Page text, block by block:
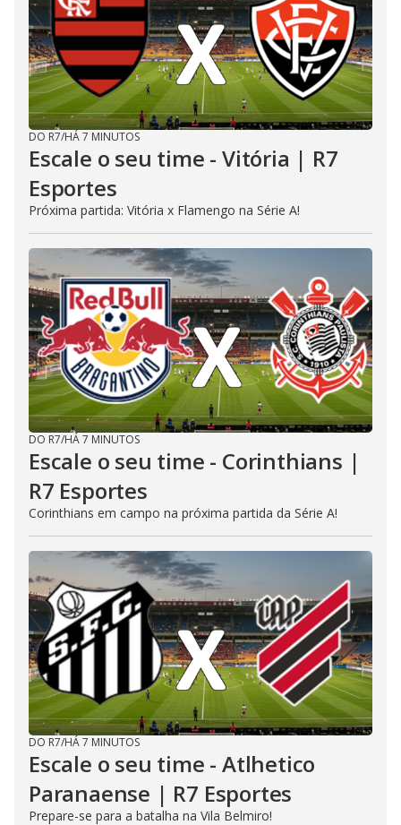
DO R7/HÁ 7 MINUTOS
Escale o seu time - Vitória | R7
Esportes
Próxima partida: Vitória x Flamengo na Série A!
DO R7/HÁ 7 MINUTOS
Escale o seu time - Corinthians |
R7 Esportes
Corinthians em campo na próxima partida da Série A!
DO R7/HÁ 7 MINUTOS
Escale o seu time - Atlhetico
Paranaense | R7 Esportes
Prepare-se para a batalha na Vila Belmiro!